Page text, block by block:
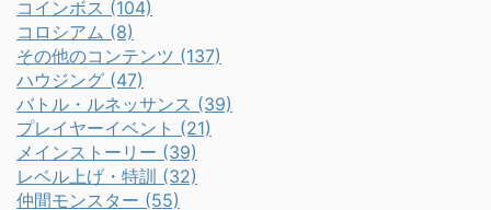
コインボス (104)
コロシアム (8)
その他のコンテンツ (137)
ハウジング (47)
バトル・ルネッサンス (39)
プレイヤーイベント (21)
メインストーリー (39)
レベル上げ・特訓 (32)
仲間モンスター (55)